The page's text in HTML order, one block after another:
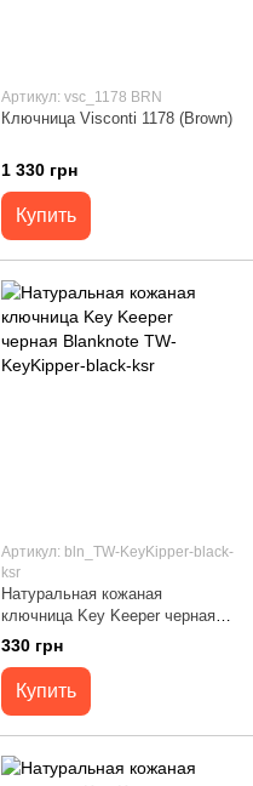
Артикул: vsc_1178 BRN
Ключница Visconti 1178 (Brown)
1 330 грн
Купить
Артикул: bln_TW-KeyKipper-black-
ksr
Натуральная кожаная
ключница Key Keeper черная
Blanknote TW-KeyKipper-black-
330 грн
Купить